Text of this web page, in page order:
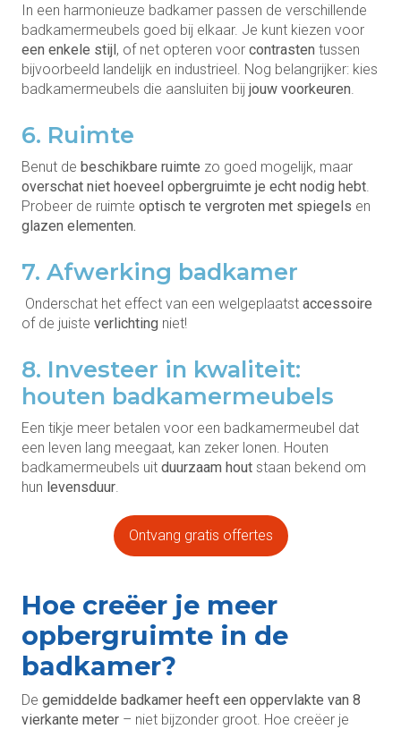
In een harmonieuze badkamer passen de verschillende
badkamermeubels goed bij elkaar. Je kunt kiezen voor
een enkele stijl, of net opteren voor contrasten tussen
bijvoorbeeld landelijk en industrieel. Nog belangrijker: kies
badkamermeubels die aansluiten bij jouw voorkeuren
6. Ruimte
Benut de beschikbare ruimte zo goed mogelijk, maar
overschat niet hoeveel opbergruimte je echt nodig hebt
Probeer de ruimte optisch te vergroten met spiegels en
glazen elementen.
7. Afwerking badkamer
Onderschat het effect van een welgeplaatst accessoire
of de juiste verlichting niet!
8. Investeer in kwaliteit:
houten badkamermeubels
Een tikje meer betalen voor een badkamermeubel dat
een leven lang meegaat, kan zeker lonen. Houten
badkamermeubels uit duurzaam hout staan bekend om
hun levensduur
Ontvang gratis offertes
Hoe creëer je meer
opbergruimte in de
badkamer?
De gemiddelde badkamer heeft een oppervlakte van 8
vierkante meter – niet bijzonder groot. Hoe creëer je